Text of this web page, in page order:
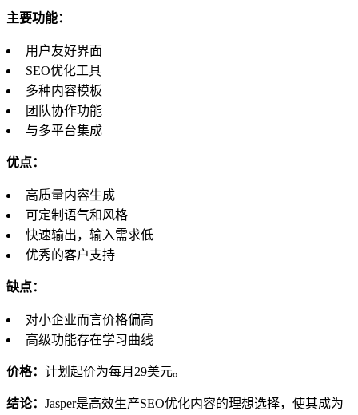
主要功能：
用户友好界面
SEO优化工具
多种内容模板
团队协作功能
与多平台集成
优点：
高质量内容生成
可定制语气和风格
快速输出，输入需求低
优秀的客户支持
缺点：
对小企业而言价格偏高
高级功能存在学习曲线
价格： 计划起价为每月29美元。
结论： Jasper是高效生产SEO优化内容的理想选择，使其成为